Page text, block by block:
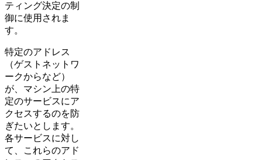
ティング決定の制
御に使用されま
す。
特定のアドレス
（ゲストネットワ
ークからなど）
が、マシン上の特
定のサービスにア
クセスするのを防
ぎたいとします。
各サービスに対し
て、これらのアド